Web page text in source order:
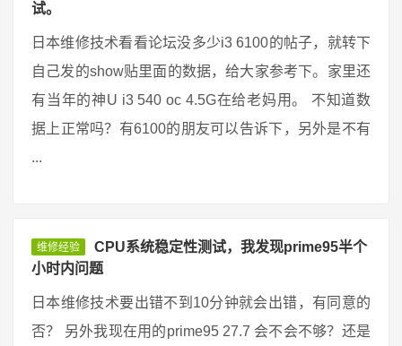
试。
日本维修技术看看论坛没多少i3 6100的帖子，就转下
自己发的show贴里面的数据，给大家参考下。家里还
有当年的神U i3 540 oc 4.5G在给老妈用。 不知道数
据上正常吗？有6100的朋友可以告诉下，另外是不有
...
维修经验
CPU系统稳定性测试，我发现prime95半个
小时内问题
日本维修技术要出错不到10分钟就会出错，有同意的
否？ 另外我现在用的prime95 27.7 会不会不够？还是